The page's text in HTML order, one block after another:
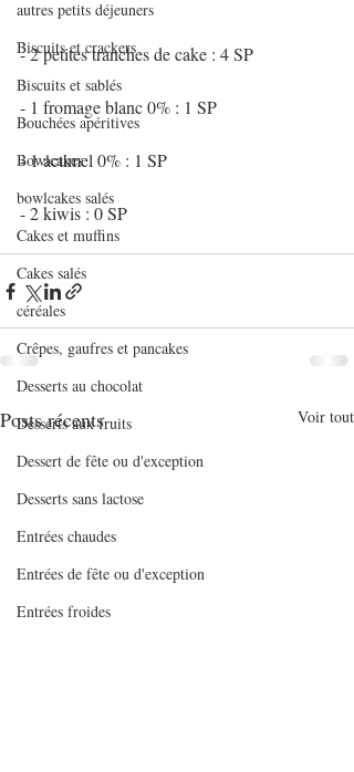
autres petits déjeuners
Biscuits et crackers
Biscuits et sablés
Bouchées apéritives
Bowlcakes
bowlcakes salés
Cakes et muffins
Cakes salés
céréales
Crêpes, gaufres et pancakes
Desserts au chocolat
Desserts aux fruits
Dessert de fête ou d'exception
Desserts sans lactose
Entrées chaudes
Entrées de fête ou d'exception
Entrées froides
- 2 petites tranches de cake : 4 SP
- 1 fromage blanc 0% : 1 SP
- 1 actimel 0% : 1 SP
- 2 kiwis : 0 SP
Posts récents Voir tout